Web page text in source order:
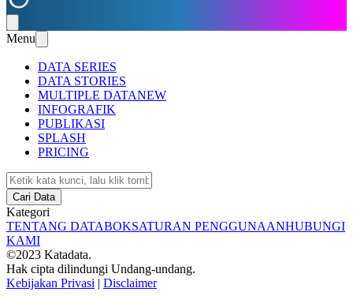
Menu
DATA SERIES
DATA STORIES
MULTIPLE DATANEW
INFOGRAFIK
PUBLIKASI
SPLASH
PRICING
Cari Data
Kategori
TENTANG DATABOKSATURAN PENGGUNAANHUBUNGI
KAMI
©2023 Katadata.
Hak cipta dilindungi Undang-undang.
Kebijakan Privasi | Disclaimer